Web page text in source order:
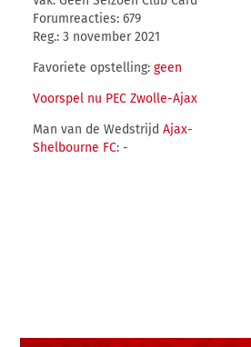
Forumreacties: 679
Reg.: 3 november 2021
Favoriete opstelling: geen
Voorspel nu PEC Zwolle-Ajax
Man van de Wedstrijd Ajax-
Shelbourne FC: -